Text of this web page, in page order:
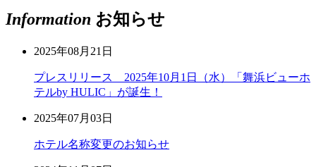
Information お知らせ
2025年08月21日
プレスリリース 2025年10月1日（水）「舞浜ビューホ
テルby HULIC」が誕生！
2025年07月03日
ホテル名称変更のお知らせ